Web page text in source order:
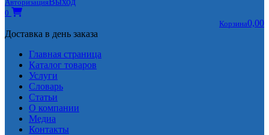
Авторизация
0
Корзина0,00
Доставка в день заказа
Главная страница
Каталог товаров
Услуги
Словарь
Статьи
О компании
Медиа
Контакты